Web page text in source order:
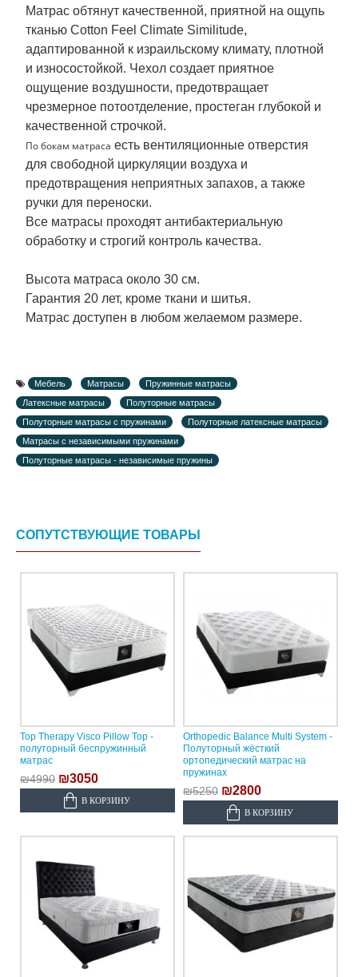
Матрас обтянут качественной, приятной на ощупь
тканью Cotton Feel Climate Similitude,
адаптированной к израильскому климату, плотной
и износостойкой. Чехол создает приятное
ощущение воздушности, предотвращает
чрезмерное потоотделение, простеган глубокой и
качественной строчкой.
По бокам матраса есть вентиляционные отверстия
для свободной циркуляции воздуха и
предотвращения неприятных запахов, а также
ручки для переноски.
Все матрасы проходят антибактериальную
обработку и строгий контроль качества.
Высота матраса около 30 см.
Гарантия 20 лет, кроме ткани и шитья.
Матрас доступен в любом желаемом размере.
Мебель Матрасы
Пружинные матрасы
Латексные матрасы
Полуторные матрасы
Полуторные матрасы с пружинами
Полуторные латексные матрасы
Матрасы с независимыми пружинами
Полуторные матрасы - независимые пружины
СОПУТСТВУЮЩИЕ ТОВАРЫ
Top Therapy Visco Pillow Top -
полуторный беспружинный
матрас
₪4990 ₪3050
В КОРЗИНУ
Orthopedic Balance Multi System -
Полуторный жёсткий
ортопедический матрас на
пружинах
₪5250 ₪2800
В КОРЗИНУ